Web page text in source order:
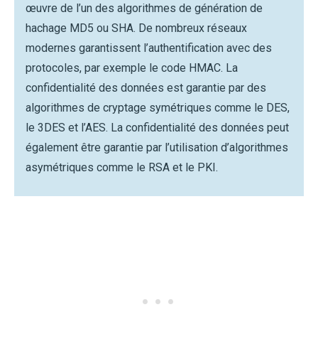
œuvre de l’un des algorithmes de génération de
hachage MD5 ou SHA. De nombreux réseaux
modernes garantissent l’authentification avec des
protocoles, par exemple le code HMAC. La
confidentialité des données est garantie par des
algorithmes de cryptage symétriques comme le DES,
le 3DES et l’AES. La confidentialité des données peut
également être garantie par l’utilisation d’algorithmes
asymétriques comme le RSA et le PKI.​